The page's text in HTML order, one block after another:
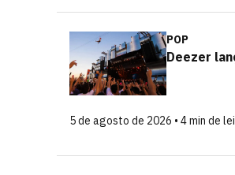
POP
Deezer
5 de agosto de 2026 • 4 min de